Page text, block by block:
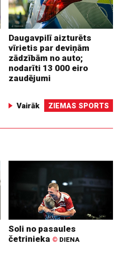
Daugavpilī aizturēts
vīrietis par deviņām
zādzībām no auto;
nodarīti 13 000 eiro
zaudējumi
Vairāk ZIEMAS SPORTS
Soli no pasaules
četrinieka © DIENA